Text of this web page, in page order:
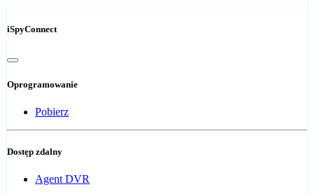
iSpyConnect
Oprogramowanie
Pobierz
Dostęp zdalny
Agent DVR